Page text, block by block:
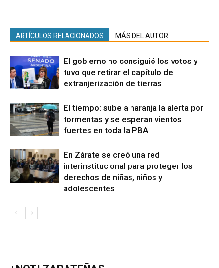
ARTÍCULOS RELACIONADOS MÁS DEL AUTOR
El gobierno no consiguió los votos y
tuvo que retirar el capítulo de
extranjerización de tierras
El tiempo: sube a naranja la alerta por
tormentas y se esperan vientos
fuertes en toda la PBA
En Zárate se creó una red
interinstitucional para proteger los
derechos de niñas, niños y
adolescentes